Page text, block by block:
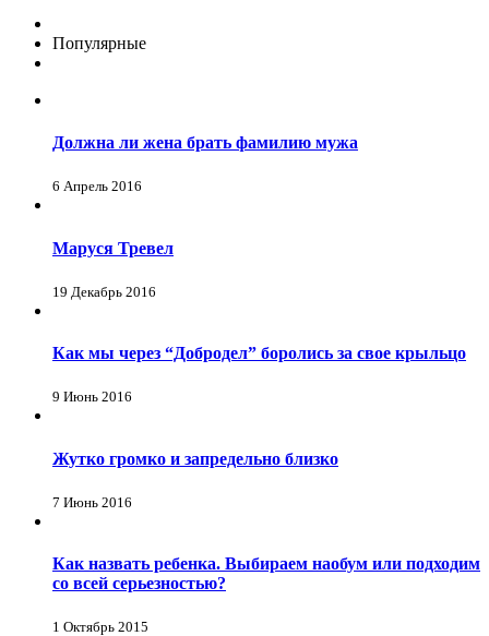
Популярные
Должна ли жена брать фамилию мужа
6 Апрель 2016
Маруся Тревел
19 Декабрь 2016
Как мы через “Добродел” боролись за свое крыльцо
9 Июнь 2016
Жутко громко и запредельно близко
7 Июнь 2016
Как назвать ребенка. Выбираем наобум или подходим
со всей серьезностью?
1 Октябрь 2015